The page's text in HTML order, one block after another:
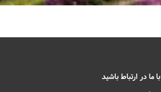
با ما در ارتباط باشید